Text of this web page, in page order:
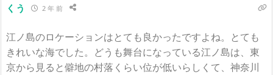
くう 2 年 前
江ノ島のロケーションはとても良かったですよね。とても
きれいな海でした。どうも舞台になっている江ノ島は、東
京から見ると僻地の村落くらい位が低いらしくて、神奈川